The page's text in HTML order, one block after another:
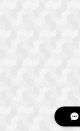
カッコウの許嫁